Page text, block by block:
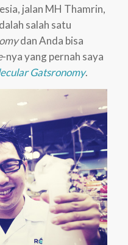
jalan MH Thamrin,
salah satu
dan Anda bisa
-nya yang pernah saya
Gatsronomy.